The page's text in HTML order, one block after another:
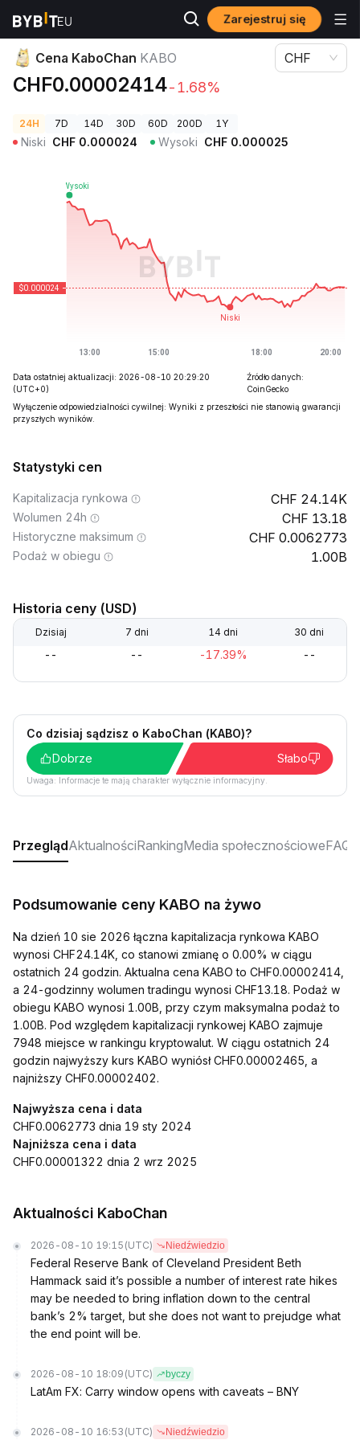
Zarejestruj się
Ceny kryptowalut Cena KaboChan KABO
Cena KaboChan KABO
CHF0.00002414-1.68%
CHF
24H 7D 14D 30D 60D 200D 1Y
Niski CHF 0.000024 Wysoki CHF 0.000025
Data ostatniej aktualizacji: 2026-08-10 20:29:20
(UTC+0)
Źródło danych:
CoinGecko
Wyłączenie odpowiedzialności cywilnej: Wyniki z przeszłości nie stanowią gwarancji
przyszłych wyników.
Statystyki cen
Kapitalizacja rynkowa 24.14K
Wolumen 24h 13.18
Historyczne maksimum 0.0062773
Podaż w obiegu 1.00B
Historia ceny (USD)
Dzisiaj 7 dni 14 dni 30 dni
-- -- -17.39% --
Co dzisiaj sądzisz o KaboChan (KABO)?
Dobrze
Słabo
Uwaga: Informacje te mają charakter wyłącznie informacyjny.
PrzeglądAktualnościRankingMedia społecznościoweFAQ
Podsumowanie ceny KABO na żywo
Na dzień 10 sie 2026 łączna kapitalizacja rynkowa KABO
wynosi CHF24.14K, co stanowi zmianę o 0.00% w ciągu
ostatnich 24 godzin. Aktualna cena KABO to CHF0.00002414,
a 24-godzinny wolumen tradingu wynosi CHF13.18. Podaż w
obiegu KABO wynosi 1.00B, przy czym maksymalna podaż to
1.00B. Pod względem kapitalizacji rynkowej KABO zajmuje
7948 miejsce w rankingu kryptowalut. W ciągu ostatnich 24
godzin najwyższy kurs KABO wyniósł CHF0.00002465, a
najniższy CHF0.00002402.
Najwyższa cena i data
CHF0.0062773 dnia 19 sty 2024
Najniższa cena i data
CHF0.00001322 dnia 2 wrz 2025
Aktualności KaboChan
2026-08-10 19:15 (UTC) Niedźwiedzio
Federal Reserve Bank of Cleveland President Beth
Hammack said it’s possible a number of interest rate hikes
may be needed to bring inflation down to the central
bank’s 2% target, but she does not want to prejudge what
the end point will be.
2026-08-10 18:09 (UTC) byczy
LatAm FX: Carry window opens with caveats – BNY
2026-08-10 16:53 (UTC) Niedźwiedzio